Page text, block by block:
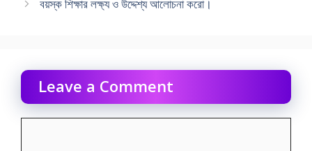
বয়স্ক শিক্ষার লক্ষ্য ও উদ্দেশ্য আলােচনা করাে।
Leave a Comment